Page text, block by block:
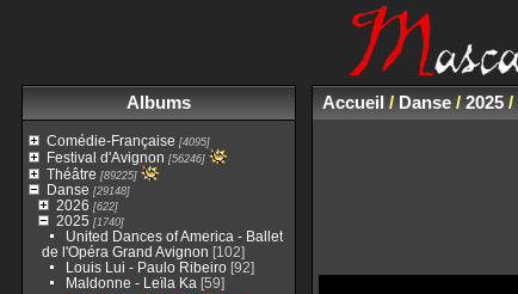
Albums
Comédie-Française [4095]
Festival d'Avignon [56246]
Théâtre [89225]
Danse [29148]
2026 [622]
2025 [1740]
United Dances of America - Ballet
de l'Opéra Grand Avignon [102]
Louis Lui - Paulo Ribeiro[92]
Maldonne - Leïla Ka [59]
Accueil/ Danse/ 2025/